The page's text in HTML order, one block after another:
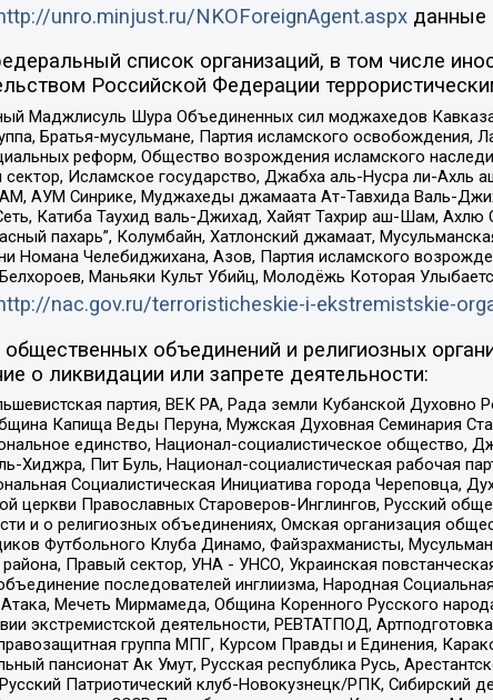
unro.minjust.ru/NKOForeignAgent.aspxданные
список организаций, в том числе
Российской Федерации
Маджлисуль Шура Объединенных сил моджахедов
Братья-мусульмане, Партия исламского освобождения,
реформ, Общество возрождения исламского
Исламское государство, Джабха аль-Нусра ли-
АУМ Синрике, Муджахеды джамаата Ат-Тавхида Валь-
Катиба Таухид валь-Джихад, Хайят Тахрир аш-Шам, Ахлю
пахарь”, Колумбайн, Хатлонский джамаат,
Номана Челебиджихана, Азов, Партия исламского
Маньяки Культ Убийц, Молодёжь Которая
nac.gov.ru/terroristicheskie-i-ekstremistskie-
объединений и религиозных
о ликвидации или запрете деятельности:
партия, ВЕК РА, Рада земли Кубанской
Капища Веды Перуна, Мужская Духовная Семинария
единство, Национал-социалистическое общество,
Хиджра, Пит Буль, Национал-социалистическая рабочая
Социалистическая Инициатива города Череповца,
церкви Православных Староверов-Инглингов, Русский
и о религиозных объединениях, Омская организация
Футбольного Клуба Динамо, Файзрахманисты,
Правый сектор, УНА - УНСО, Украинская
последователей инглиизма, Народная
Мечеть Мирмамеда, Община Коренного Русского
экстремистской деятельности, РЕВТАТПОД,
группа МПГ, Курсом Правды и Единения,
пансионат Ак Умут, Русская республика Русь,
Патриотический клуб-Новокузнецк/РПК,